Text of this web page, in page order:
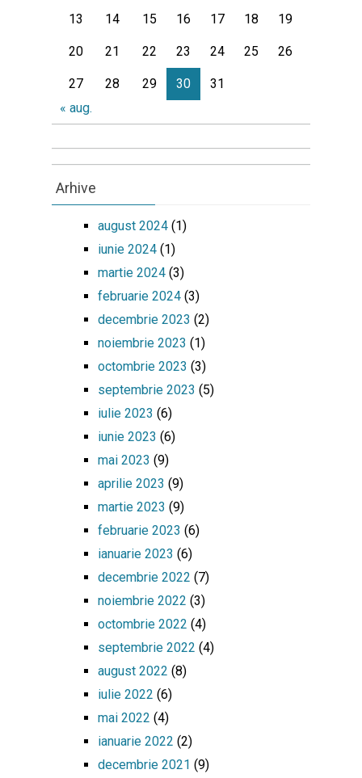
13 14 15 16 17 18 19
20 21 22 23 24 25 26
27 28 29 30
31
« aug.
Arhive
august 2024(1)
iunie 2024(1)
martie 2024(3)
februarie 2024(3)
decembrie 2023 (2)
noiembrie 2023 (1)
octombrie 2023 (3)
septembrie 2023 (5)
iulie 2023 (6)
iunie 2023 (6)
mai 2023 (9)
aprilie 2023 (9)
martie 2023 (9)
februarie 2023 (6)
ianuarie 2023 (6)
decembrie 2022 (7)
noiembrie 2022 (3)
octombrie 2022 (4)
septembrie 2022 (4)
august 2022 (8)
iulie 2022 (6)
mai 2022 (4)
ianuarie 2022 (2)
decembrie 2021 (9)